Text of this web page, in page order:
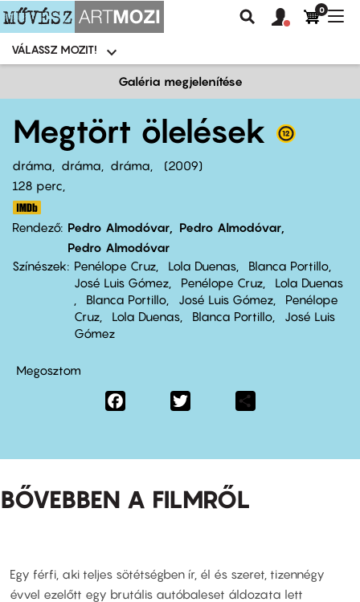
Moziválasztó
menü
VÁLASSZ MOZIT!
Keresés
Felhasználói
fiók
0
Galéria megjelenítése
Megtört ölelések
dráma dráma dráma
2009
128 perc,
Rendező Pedro Almodóvar
Pedro Almodóvar
Pedro Almodóvar
Színészek
Penélope Cruz Lola Duenas
Blanca Portillo
José Luis Gómez
Penélope Cruz
Lola Duenas
Blanca Portillo
José Luis Gómez
Penélope
Cruz
Lola Duenas Blanca Portillo
José Luis
Gómez
Megosztom
Facebook
BŐVEBBEN A FILMRŐL
Egy férfi, aki teljes sötétségben ír, él és szeret, tizennégy
évvel ezelőtt egy brutális autóbaleset áldozata lett